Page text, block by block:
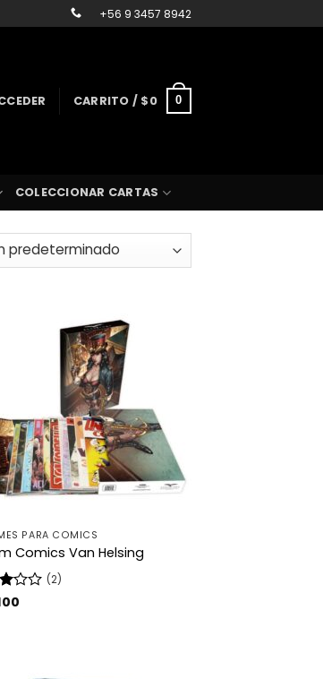
+56 9 3457 8942
CARRITO / $0 0
COLECCIONAR CARTAS
PARA COMICS
Comics Van Helsing
(2)